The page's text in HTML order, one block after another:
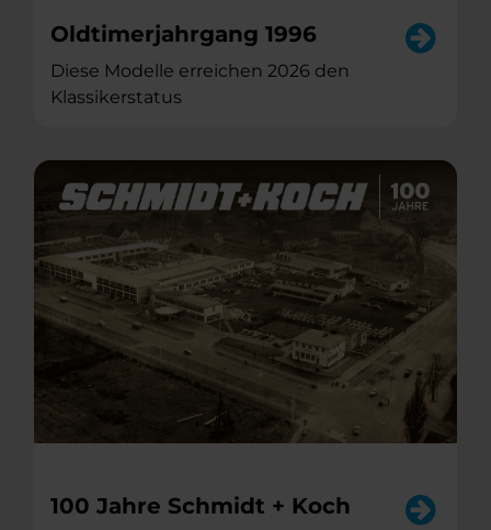
Oldtimerjahrgang 1996
Diese Modelle erreichen 2026 den
Klassikerstatus
100 Jahre Schmidt + Koch